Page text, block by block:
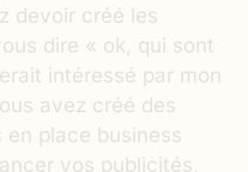
devoir créé les
dire « ok, qui sont
intéressé par mon
avez créé des
place business
vos publicités,